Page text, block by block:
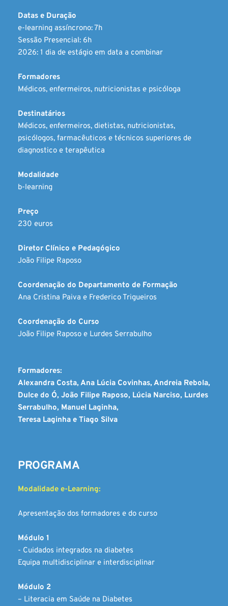
Datas e Duração
e-learning assíncrono: 7h
Sessão Presencial: 6h
2026: 1 dia de estágio em data a combinar
Formadores
Médicos, enfermeiros, nutricionistas e psicóloga
Destinatários
Médicos, enfermeiros, dietistas, nutricionistas,
psicólogos, farmacêuticos e técnicos superiores de
diagnostico e terapêutica
Modalidade
b-learning
Preço
230 euros
Diretor Clínico e Pedagógico
João Filipe Raposo
Coordenação do Departamento de Formação
Ana Cristina Paiva e Frederico Trigueiros
Coordenação do Curso
João Filipe Raposo e Lurdes Serrabulho
Formadores:
Alexandra Costa, Ana Lúcia Covinhas, Andreia Rebola,
Dulce do Ó, João Filipe Raposo, Lúcia Narciso, Lurdes
Serrabulho, Manuel Laginha,
Teresa Laginha e Tiago Silva
PROGRAMA
Modalidade e-Learning:
Apresentação dos formadores e do curso
Módulo 1
- Cuidados integrados na diabetes
Equipa multidisciplinar e interdisciplinar
Módulo 2
– Literacia em Saúde na Diabetes